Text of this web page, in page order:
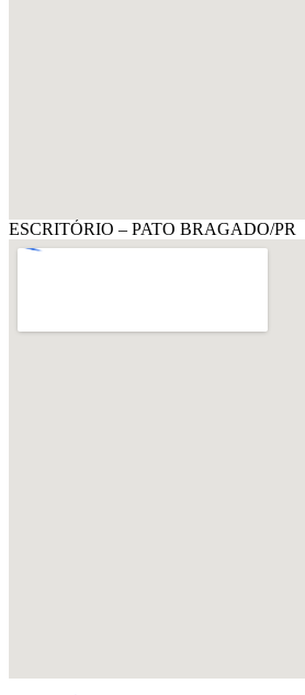
ESCRITÓRIO – PATO BRAGADO/PR